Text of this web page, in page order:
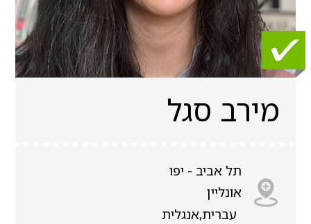
מירב סגל
תל אביב - יפו
אונליין
עברית,אנגלית